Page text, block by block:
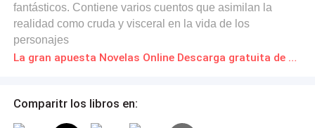
fantásticos. Contiene varios cuentos que asimilan la
realidad como cruda y visceral en la vida de los
personajes
La gran apuesta Novelas Online Descarga gratuita de PDF
Comparitr los libros en: